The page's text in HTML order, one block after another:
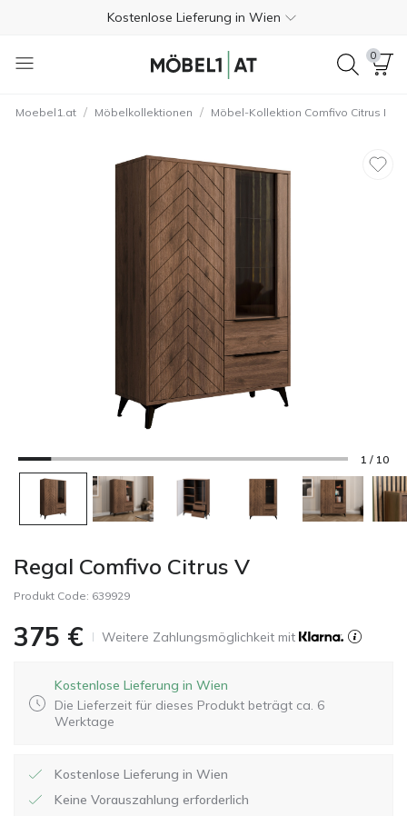
Kostenlose Lieferung in Wien
Zahlung bei Lieferung
+43 720 022252
Kostenlose Lieferung in Wien
Zahlung bei Lieferung
365 Tage kostenlose Rückgabe
+43 720 022252
4.7
0
Moebel1.at / Möbelkollektionen / Möbel-Kollektion Comfivo Citrus I
1 / 10
Regal Comfivo Citrus V
Produkt Code: 639929
375 € Weitere Zahlungsmöglichkeit mit
Kostenlose Lieferung in Wien
Die Lieferzeit für dieses Produkt beträgt ca. 6
Werktage
Kostenlose Lieferung in Wien
Keine Vorauszahlung erforderlich